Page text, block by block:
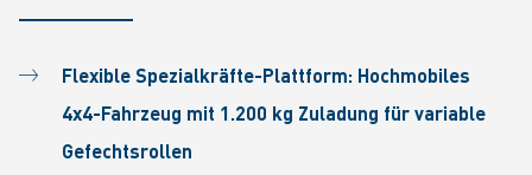
Flexible Spezialkräfte-Plattform: Hochmobiles
4x4-Fahrzeug mit 1.200 kg Zuladung für variable
Gefechtsrollen